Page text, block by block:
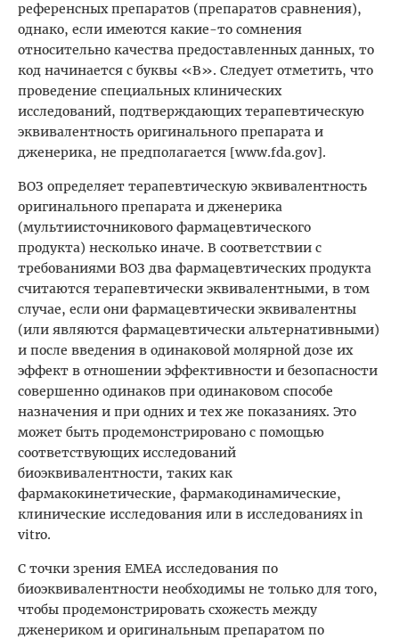
референсных препаратов (препаратов сравнения),
однако, если имеются какие-то сомнения
относительно качества предоставленных данных, то
код начинается с буквы «В». Следует отметить, что
проведение специальных клинических
исследований, подтверждающих терапевтическую
эквивалентность оригинального препарата и
дженерика, не предполагается [www.fda.gov].
ВОЗ определяет терапевтическую эквивалентность
оригинального препарата и дженерика
(мультиисточникового фармацевтического
продукта) несколько иначе. В соответствии с
требованиями ВОЗ два фармацевтических продукта
считаются терапевтически эквивалентными, в том
случае, если они фармацевтически эквивалентны
(или являются фармацевтически альтернативными)
и после введения в одинаковой молярной дозе их
эффект в отношении эффективности и безопасности
совершенно одинаков при одинаковом способе
назначения и при одних и тех же показаниях. Это
может быть продемонстрировано с помощью
соответствующих исследований
биоэквивалентности, таких как
фармакокинетические, фармакодинамические,
клинические исследования или в исследованиях in
vitro.
С точки зрения EMEA исследования по
биоэквивалентности необходимы не только для того,
чтобы продемонстрировать схожесть между
дженериком и оригинальным препаратом по